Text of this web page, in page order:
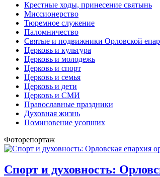
Крестные ходы, принесение святынь
Миссионерство
Тюремное служение
Паломничество
Святые и подвижники Орловской
Церковь и культура
Церковь и молодежь
Церковь и спорт
Церковь и семья
Церковь и дети
Церковь и СМИ
Православные праздники
Духовная жизнь
Поминовение усопших
Фоторепортаж
Спорт и духовность: